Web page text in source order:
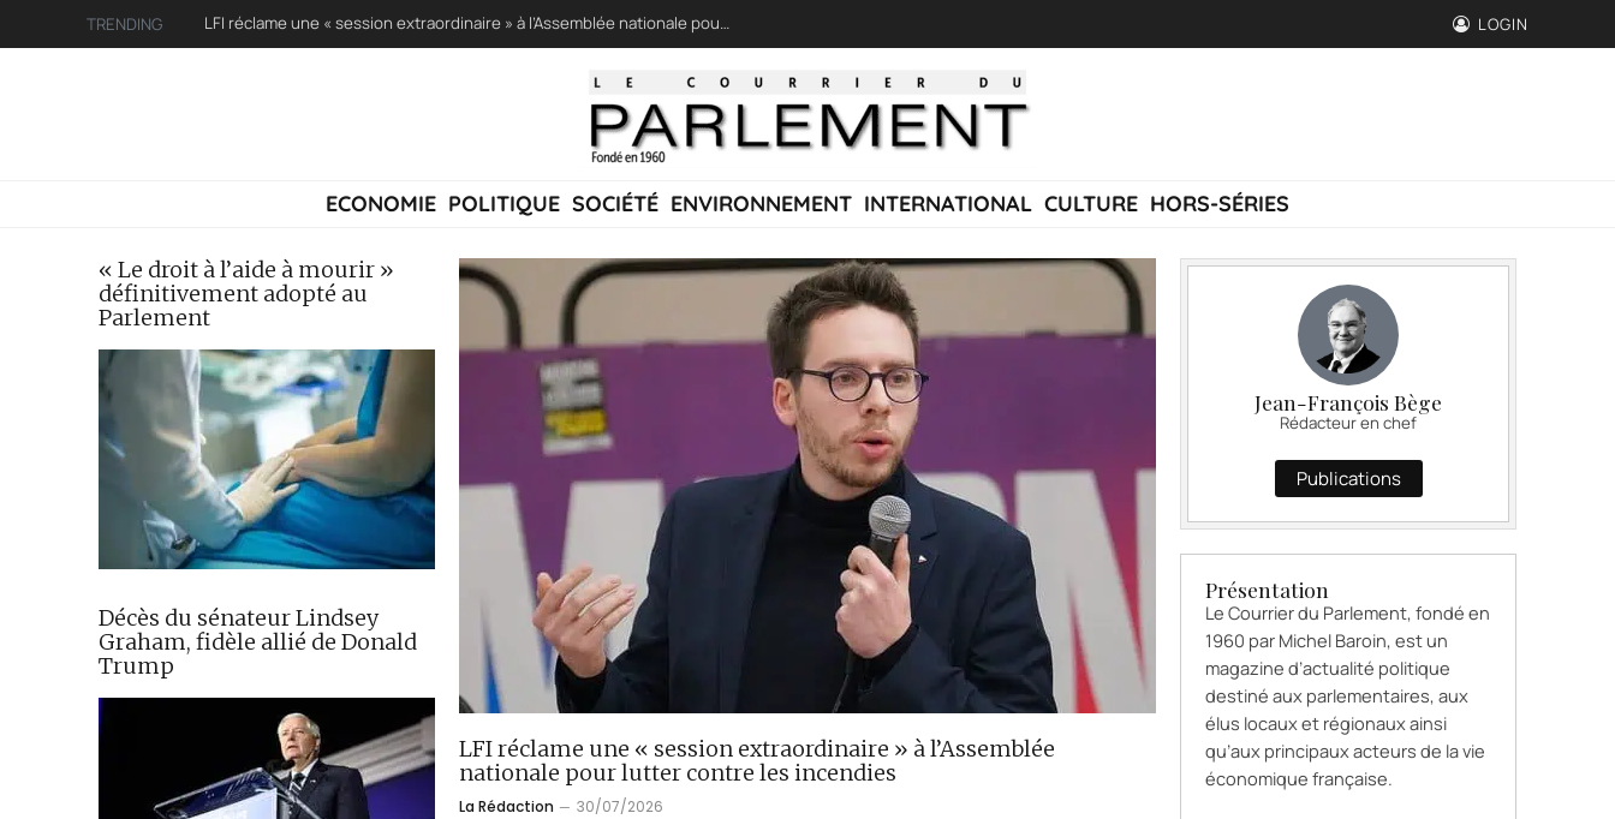
TRENDING LFI réclame une « session extraordinaire » à l’Assemblée nationale pour lutter contre les incendies LOGIN
ECONOMIE POLITIQUE SOCIÉTÉ ENVIRONNEMENT INTERNATIONAL CULTURE HORS-SÉRIES
« Le droit à l’aide à mourir »
définitivement adopté au
Parlement
Décès du sénateur Lindsey
Graham, fidèle allié de Donald
Trump
LFI réclame une « session extraordinaire » à l’Assemblée
nationale pour lutter contre les incendies
La Rédaction 30/07/2026
Jean-François Bège
Rédacteur en chef
Publications
Présentation
Le Courrier du Parlement, fondé en
1960 par Michel Baroin, est un
magazine d’actualité politique
destiné aux parlementaires, aux
élus locaux et régionaux ainsi
qu’aux principaux acteurs de la vie
économique française.